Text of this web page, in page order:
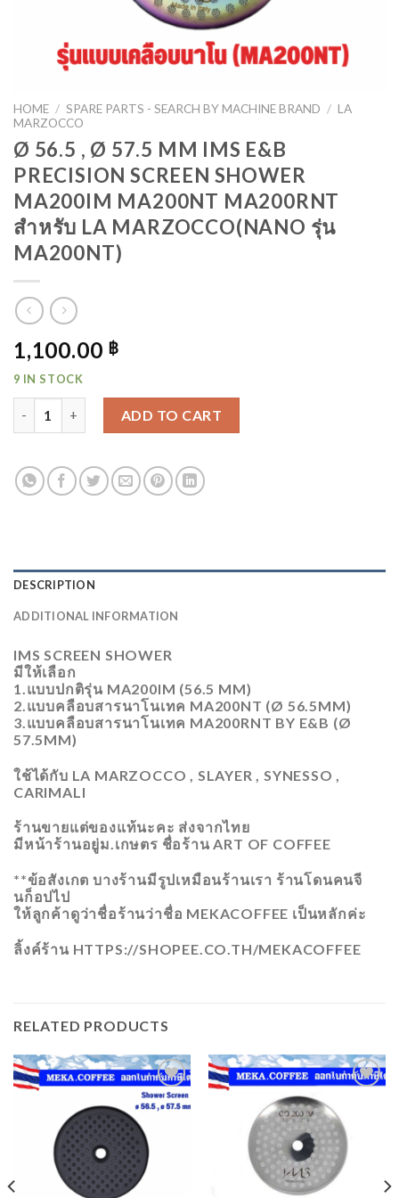
HOME / SPARE PARTS - SEARCH BY MACHINE BRAND / LA
MARZOCCO
Ø 56.5 , Ø 57.5 MM IMS E&B
PRECISION SCREEN SHOWER
MA200IM MA200NT MA200RNT
สำหรับ​ LA MARZOCCO(NANO รุ่น​
MA200NT)
1,100.00 ฿
9 IN STOCK
ADD TO CART
DESCRIPTION
ADDITIONAL INFORMATION
IMS SCREEN SHOWER
มีให้เลือก
1.แบบปกติ​รุ่น MA200IM (56.5 MM)
2.แบบคลือบสารนาโนเทค MA200NT (Ø 56.5MM)
3.แบบคลือบสารนาโนเทค MA200RNT BY E&B (Ø
57.5MM)
ใช้ได้กับ LA MARZOCCO , SLAYER , SYNESSO ,
CARIMALI
ร้านขายแต่ของแท้นะคะ ส่งจากไทย
มีหน้าร้านอยู่ม.เกษตร ชื่อร้าน ART OF COFFEE
**ข้อสังเกต บางร้านมีรูปเหมือนร้านเรา ร้านโดนคนจี
นก็อปไป
ให้ลูกค้าดูว่าชื่อร้านว่าชื่อ MEKACOFFEE เป็นหลักค่ะ
ลิ้งค์ร้าน HTTPS://SHOPEE.CO.TH/MEKACOFFEE
RELATED PRODUCTS
TO
WISHLIST
TO
WISHLIST